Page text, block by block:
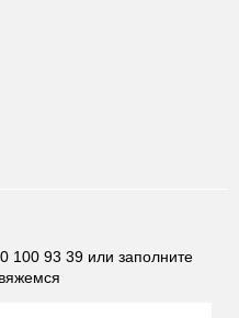
100 93 39 или заполните